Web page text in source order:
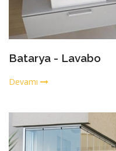
Batarya - Lavabo
Devamı